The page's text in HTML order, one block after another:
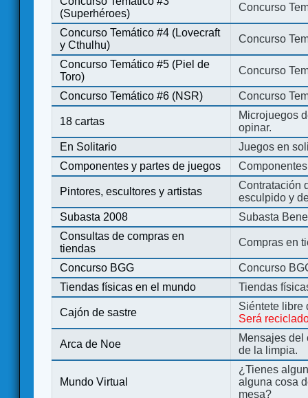
(Superhéroes)
Concurso
Concurso Temático #4 (Lovecraft
y Cthulhu)
Concurso
Concurso Temático #5 (Piel de
Toro)
Concurso
Concurso Temático #6 (NSR) Concurso
18 cartas
Microjuegos
opinar.
En Solitario
Juegos en
Componentes y partes de juegos
Pintores, escultores y artistas
Contratación
esculpido y
Subasta 2008
Subasta
Consultas de compras en
tiendas
Compras en
Concurso BGG
Concurso
Tiendas físicas en el mundo
Tiendas
Cajón de sastre
Siéntete libre
Será
Arca de Noe
Mensajes del
de la limpia.
Mundo Virtual
¿Tienes
alguna cosa
mesa?